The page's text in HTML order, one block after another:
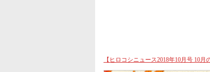
【ヒロコシニュース2018年10月号 10月